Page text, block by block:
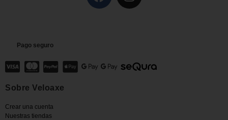
Pago seguro
Sobre Veloaxe
Crear una cuenta
Nuestras tiendas